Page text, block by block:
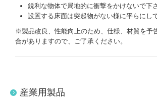
鋭利な物体で局地的に衝撃をかけないで下さ
設置する床面は突起物がない様に平らにし
※製品改良、性能向上のため、仕様、材質を予
合がありますので、ご了承ください。
産業用製品